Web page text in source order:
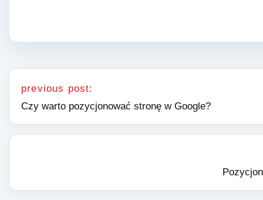
Nawigacja wpisu
previous post:
Czy warto pozycjonować stronę w Google?